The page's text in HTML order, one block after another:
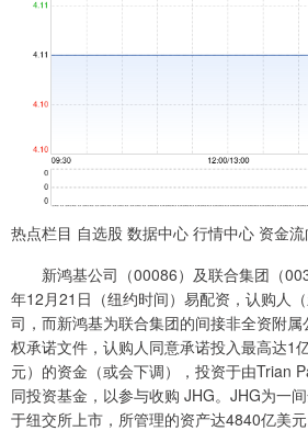
热点栏目 自选股 数据中心 行情中心 资金
新鸿基公司（00086）及联合集团（
年12月21日（纽约时间）易配资，认购人
司，而新鸿基为联合集团的间接非全资附
权承诺文件，认购人同意承诺投入最高达1
元）的资金（或会下调），投资于由Trian
同投资基金，以参与收购 JHG。JHG为一
于纽交所上市，所管理的资产达4840亿美元